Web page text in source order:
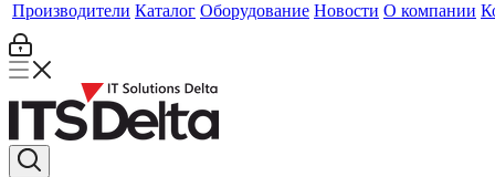
Производители Каталог Оборудование Новости О компании